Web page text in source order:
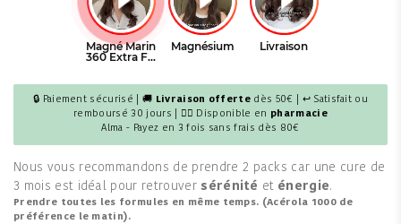
🔒 Paiement sécurisé | 🚚 Livraison offerte dès 50€ | ↩ Satisfait ou
remboursé 30 jours | 👩‍⚕️ Disponible en pharmacie
Alma - Payez en 3 fois sans frais dès 80€
Nous vous recommandons de prendre 2 packs car une cure de
3 mois est idéal pour retrouversérénité et énergie.
Prendre toutes les formules en même temps. (Acérola 1000 de
préférence le matin).